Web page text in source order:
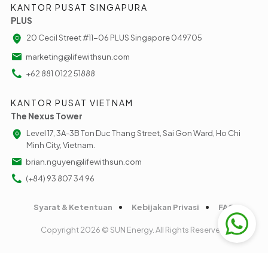
KANTOR PUSAT SINGAPURA
PLUS
20 Cecil Street #11-06 PLUS Singapore 049705
marketing@lifewithsun.com
+62 881 0122 51888
KANTOR PUSAT VIETNAM
The Nexus Tower
Level 17, 3A-3B Ton Duc Thang Street, Sai Gon Ward, Ho Chi
Minh City, Vietnam.
brian.nguyen@lifewithsun.com
(+84) 93 807 34 96
Copyright 2026 © SUN Energy. All Rights Reserved.
Syarat & Ketentuan Kebijakan Privasi FAQ